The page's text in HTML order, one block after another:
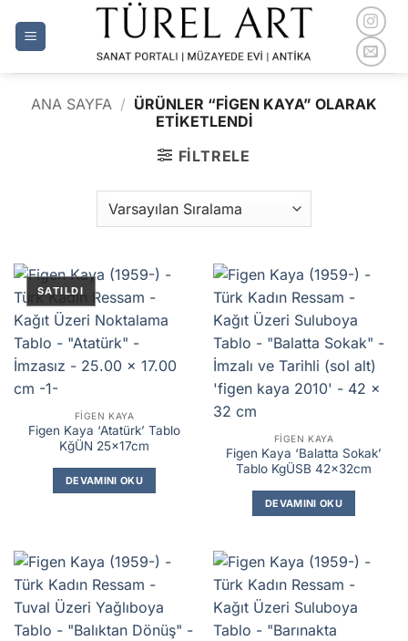
ANA SAYFA / ÜRÜNLER “FIGEN KAYA” OLARAK
ETIKETLENDI
FILTRELE
FIGEN KAYA
Figen Kaya ‘Atatürk’ Tablo
KğÜN 25x17cm
DEVAMINI OKU
FIGEN KAYA
Figen Kaya ‘Balatta Sokak’
Tablo KgÜSB 42x32cm
DEVAMINI OKU